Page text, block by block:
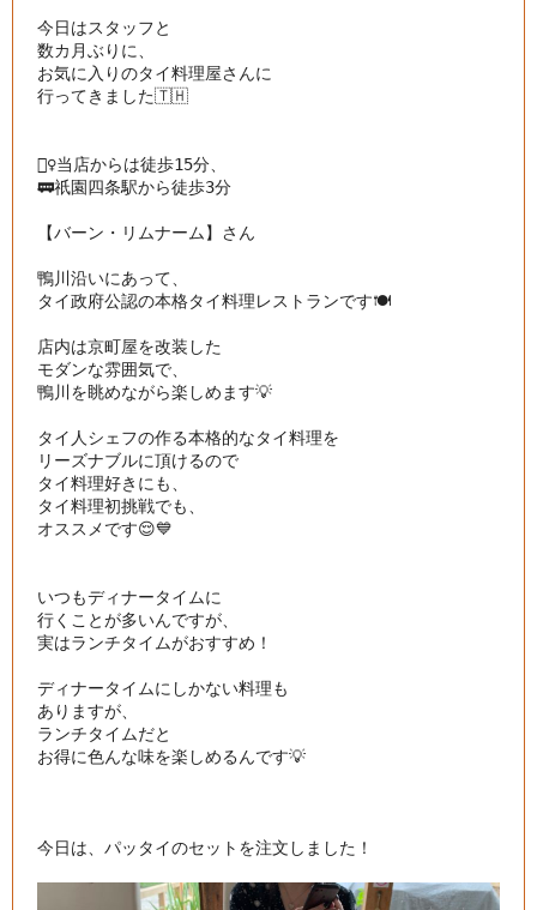
今日はスタッフと
数カ月ぶりに、
お気に入りのタイ料理屋さんに
行ってきました🇹🇭
🚶‍♀️当店からは徒歩15分、
🚃祇園四条駅から徒歩3分
【バーン・リムナーム】さん
鴨川沿いにあって、
タイ政府公認の本格タイ料理レストランです🍽
店内は京町屋を改装した
モダンな雰囲気で、
鴨川を眺めながら楽しめます💡
タイ人シェフの作る本格的なタイ料理を
リーズナブルに頂けるので
タイ料理好きにも、
タイ料理初挑戦でも、
オススメです😌💙
いつもディナータイムに
行くことが多いんですが、
実はランチタイムがおすすめ！
ディナータイムにしかない料理も
ありますが、
ランチタイムだと
お得に色んな味を楽しめるんです💡
今日は、パッタイのセットを注文しました！